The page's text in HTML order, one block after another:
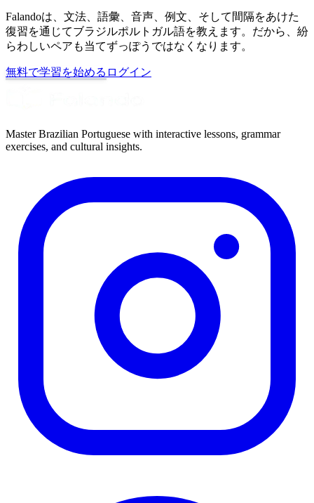
Falandoは、文法、語彙、音声、例文、そして間隔をあけた
復習を通じてブラジルポルトガル語を教えます。だから、紛
らわしいペアも当てずっぽうではなくなります。
無料で学習を始める ログイン
Master Brazilian Portuguese with interactive lessons, grammar
exercises, and cultural insights.